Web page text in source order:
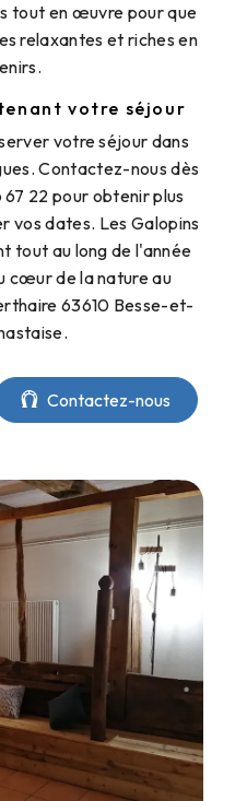
tout en œuvre pour que
relaxantes et riches en
votre séjour
votre séjour dans
Contactez-nous dès
22 pour obtenir plus
vos dates. Les Galopins
tout au long de l'année
cœur de la nature au
63610 Besse-et-
Contactez-nous